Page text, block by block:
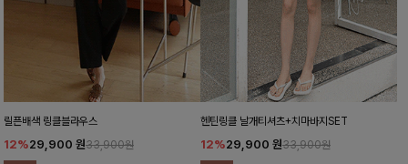
릴픈배색 링클블라우스
12%29,900 원33,900원
헨틴링클 날개티셔츠+치마바지SET
12%29,900 원33,900원